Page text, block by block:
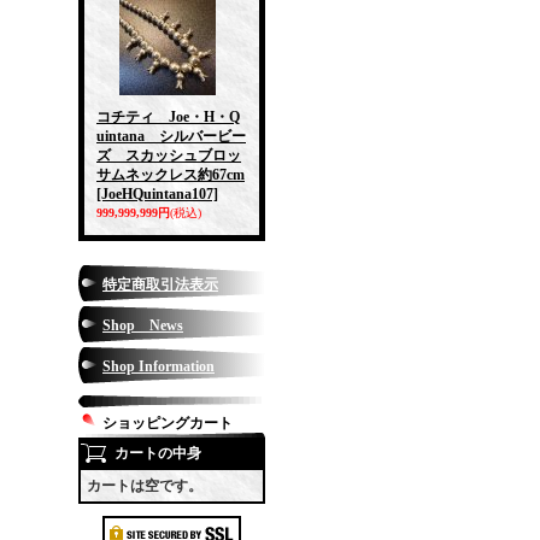
コチティ Joe・H・Q
uintana シルバービー
ズ スカッシュブロッ
サムネックレス約67cm
[JoeHQuintana107]
999,999,999円(税込)
特定商取引法表示
Shop News
Shop Information
ショッピングカート
カートの中身
カートは空です。